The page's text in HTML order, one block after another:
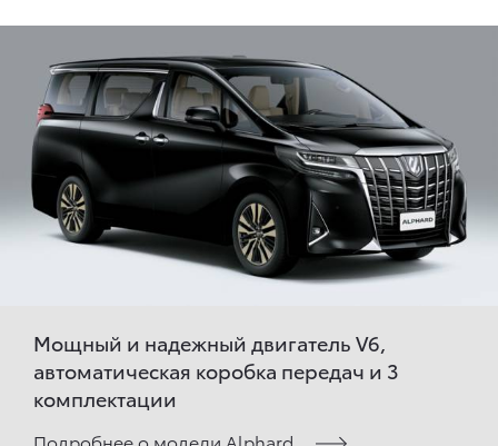
Мощный и надежный двигатель V6,
автоматическая коробка передач и 3
комплектации
Подробнее о модели Alphard